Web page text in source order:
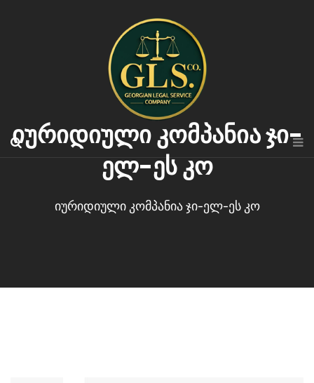
იურიდიული კომპანია ჯი-
ელ-ეს კო
იურიდიული კომპანია ჯი-ელ-ეს კო